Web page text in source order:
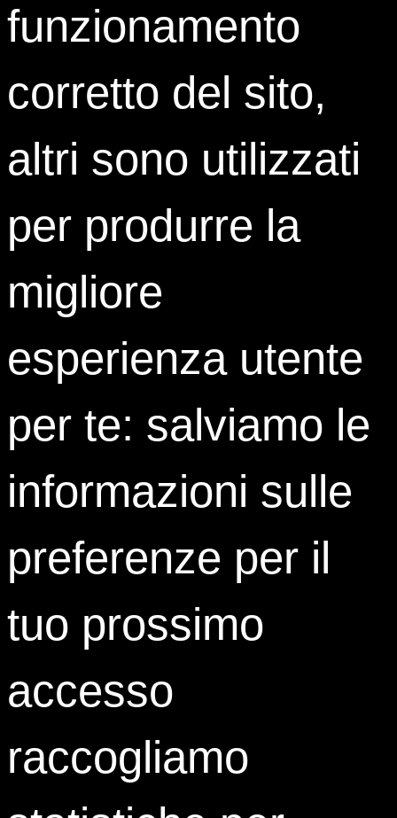
svoltosi ad Astana, in Kazakhistan, è stata l’occasione per
constatare come il ventre verde è ancora stracolmo di
coltivare. In questa Antologia che fa un bilancio del mood
verde, delle eccellenze, abbiamo raccolto il meglio, in
dare nulla di scontato, per acquisito, perché la correlazione
Share:
funzionamento
corretto del sito,
altri sono utilizzati
per produrre la
migliore
esperienza utente
per te: salviamo le
informazioni sulle
preferenze per il
tuo prossimo
accesso
raccogliamo